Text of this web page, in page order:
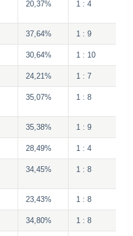
20,37% 1 : 4
37,64% 1 : 9
30,64% 1 : 10
24,21% 1 : 7
35,07% 1 : 8
35,38% 1 : 9
28,49% 1 : 4
34,45% 1 : 8
23,43% 1 : 8
34,80% 1 : 8